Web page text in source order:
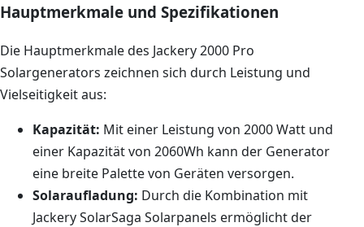
Hauptmerkmale und Spezifikationen
Die Hauptmerkmale des Jackery 2000 Pro
Solargenerators zeichnen sich durch Leistung und
Vielseitigkeit aus:
Kapazität: Mit einer Leistung von 2000 Watt und
einer Kapazität von 2060Wh kann der Generator
eine breite Palette von Geräten versorgen.
Solaraufladung: Durch die Kombination mit
Jackery SolarSaga Solarpanels ermöglicht der